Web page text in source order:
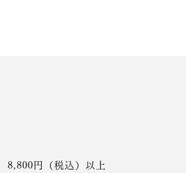
8,800円（税込）以上